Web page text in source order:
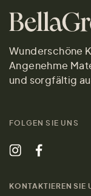
Wunderschöne
Angenehme
und sorgfältig
FOLGEN SIE UNS
KONTAKTIEREN SIE